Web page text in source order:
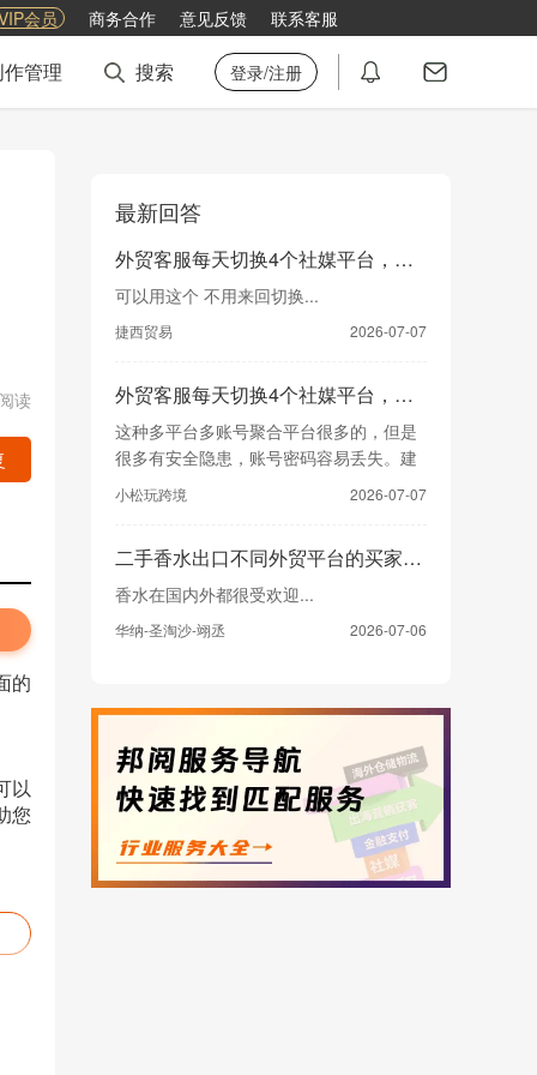
会员 商务合作 意见反馈 联系客服
管理 搜索 登录/注册
读
的
以
您
最新回答
外贸客服每天切换4个社媒平台，有没有聚合工具？
可以用这个 不用来回切换...
捷西贸易 2026-07-07
外贸客服每天切换4个社媒平台，有没有聚合工具？
这种多平台多账号聚合平台很多的，但是
很多有安全隐患，账号密码容易丢失。建
议你多调研一下，选择...
小松玩跨境 2026-07-07
二手香水出口不同外贸平台的买家市场主要集中在哪里，政策上需要注意什么
香水在国内外都很受欢迎...
华纳-圣淘沙-翊丞 2026-07-06